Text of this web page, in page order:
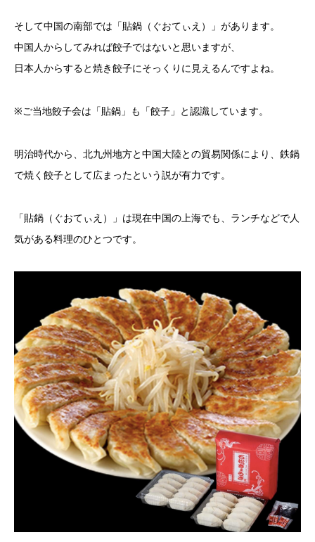
そして中国の南部では「貼鍋（ぐおてぃえ）」があります。
中国人からしてみれば餃子ではないと思いますが、
日本人からすると焼き餃子にそっくりに見えるんですよね。
※ご当地餃子会は「貼鍋」も「餃子」と認識しています。
明治時代から、北九州地方と中国大陸との貿易関係により、鉄鍋
で焼く餃子として広まったという説が有力です。
「貼鍋（ぐおてぃえ）」は現在中国の上海でも、ランチなどで人
気がある料理のひとつです。